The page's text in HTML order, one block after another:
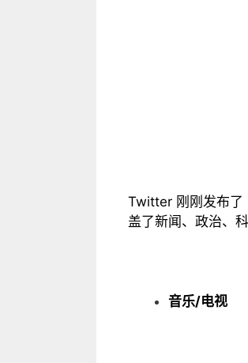
Twitter 刚刚发布了
盖了新闻、政治、
音乐/电视